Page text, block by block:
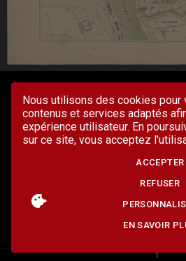
Nous utilisons des cookies pour
contenus et services adaptés
expérience utilisateur. En
sur ce site, vous acceptez
ACCEPTER
REFUSER
EN SAVOIR